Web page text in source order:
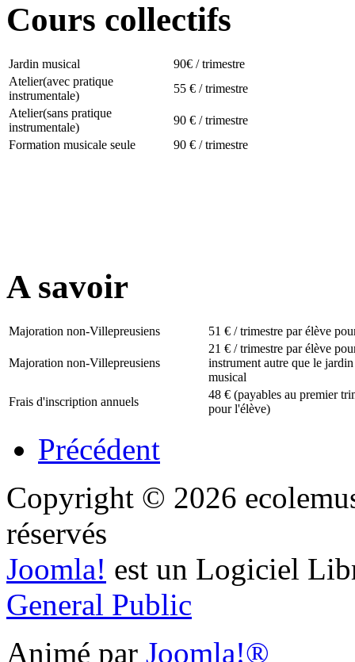
Cours collectifs
Jardin musical
90€ / trimestre
Atelier(avec pratique
instrumentale)
55 € / trimestre
Atelier(sans pratique
instrumentale)
90 € / trimestre
Formation musicale seule
90 € / trimestre
A savoir
Majoration non-Villepreusiens 51 € / trimestre par élève
Majoration non-Villepreusiens
21 € / trimestre par élève
instrument autre que le
musical
Frais d'inscription annuels
48 € (payables au premier
pour l'élève)
Précédent
Copyright © 2026
réservés
Joomla! est un Logiciel
General Public
Animé par Joomla!®